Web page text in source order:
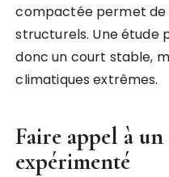
compactée permet de
structurels. Une étude
donc un court stable,
climatiques extrêmes.
Faire appel à
expérimenté